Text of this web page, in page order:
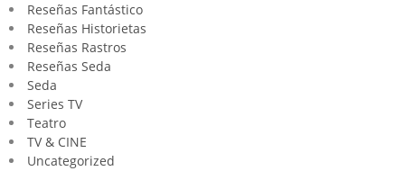
Reseñas Fantástico
Reseñas Historietas
Reseñas Rastros
Reseñas Seda
Seda
Series TV
Teatro
TV & CINE
Uncategorized